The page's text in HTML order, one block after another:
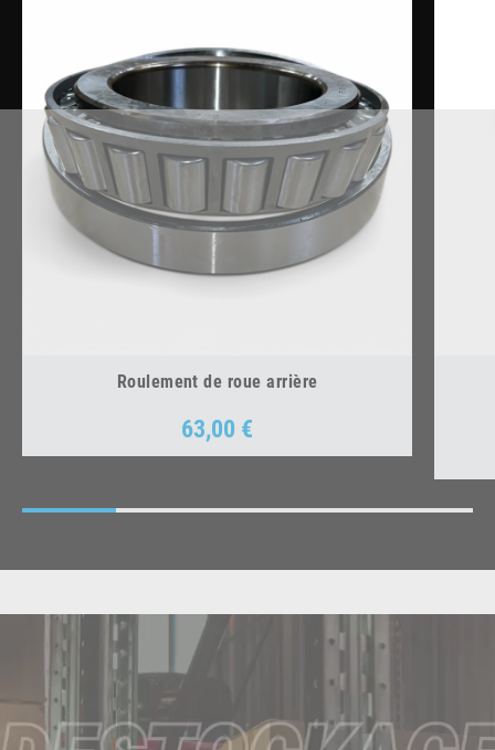
Roulement de roue arrière
Prix
63,00 €